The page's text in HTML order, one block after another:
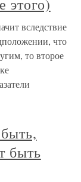
этого)
вследствие
что
то второе
быть